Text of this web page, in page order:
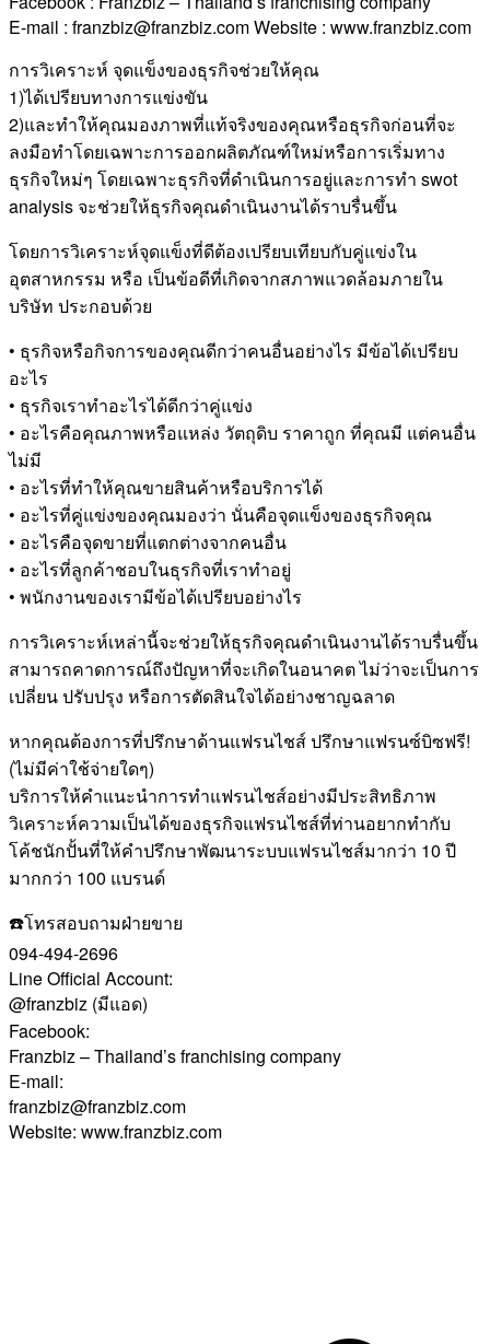
E-mail : franzbiz@franzbiz.com Website : www.franzbiz.com
การวิเคราะห์ จุดแข็งของธุรกิจช่วยให้คุณ
1)ได้เปรียบทางการแข่งขัน
2)และทำให้คุณมองภาพที่แท้จริงของคุณหรือธุรกิจก่อนที่จะ
ลงมือทำโดยเฉพาะการออกผลิตภัณฑ์ใหม่หรือการเริ่มทาง
ธุรกิจใหม่ๆ โดยเฉพาะธุรกิจที่ดำเนินการอยู่และการทำ swot
analysis จะช่วยให้ธุรกิจคุณดำเนินงานได้ราบรื่นขึ้น
โดยการวิเคราะห์จุดแข็งที่ดีต้องเปรียบเทียบกับคู่แข่งใน
อุตสาหกรรม หรือ เป็นข้อดีที่เกิดจากสภาพแวดล้อมภายใน
บริษัท ประกอบด้วย
• ธุรกิจหรือกิจการของคุณดีกว่าคนอื่นอย่างไร มีข้อได้เปรียบ
อะไร
• ธุรกิจเราทำอะไรได้ดีกว่าคู่แข่ง
• อะไรคือคุณภาพหรือแหล่ง วัตถุดิบ ราคาถูก ที่คุณมี แต่คนอื่น
ไม่มี
• อะไรที่ทำให้คุณขายสินค้าหรือบริการได้
• อะไรที่คู่แข่งของคุณมองว่า นั่นคือจุดแข็งของธุรกิจคุณ
• อะไรคือจุดขายที่แตกต่างจากคนอื่น
• อะไรที่ลูกค้าชอบในธุรกิจที่เราทำอยู่
• พนักงานของเรามีข้อได้เปรียบอย่างไร
การวิเคราะห์เหล่านี้จะช่วยให้ธุรกิจคุณดำเนินงานได้ราบรื่นขึ้น
สามารถคาดการณ์ถึงปัญหาที่จะเกิดในอนาคต ไม่ว่าจะเป็นการ
เปลี่ยน ปรับปรุง หรือการตัดสินใจได้อย่างชาญฉลาด
หากคุณต้องการที่ปรึกษาด้านแฟรนไชส์ ปรึกษาแฟรนซ์บิซฟรี!
(ไม่มีค่าใช้จ่ายใดๆ)
บริการให้คำแนะนำการทำแฟรนไชส์อย่างมีประสิทธิภาพ
วิเคราะห์ความเป็นได้ของธุรกิจแฟรนไชส์ที่ท่านอยากทำกับ
โค้ชนักปั้นที่ให้คำปรึกษาพัฒนาระบบแฟรนไชส์มากว่า 10 ปี
มากกว่า 100 แบรนด์
☎️โทรสอบถามฝ่ายขาย
094-494-2696
Line Official Account:
@franzbiz (มีแอด)
Facebook:
Franzbiz – Thailand’s franchising company
E-mail:
franzbiz@franzbiz.com
Website: www.franzbiz.com